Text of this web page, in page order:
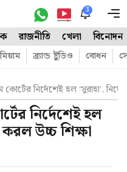
3
রাজনীতি খেলা বিনোদন
ব্র্যান্ড ষ্টুডিও বোধন
কোর্টের নির্দেশেই হল ‘সুরাহা’,
নির্দেশেই হল
করল উচ্চ শিক্ষা